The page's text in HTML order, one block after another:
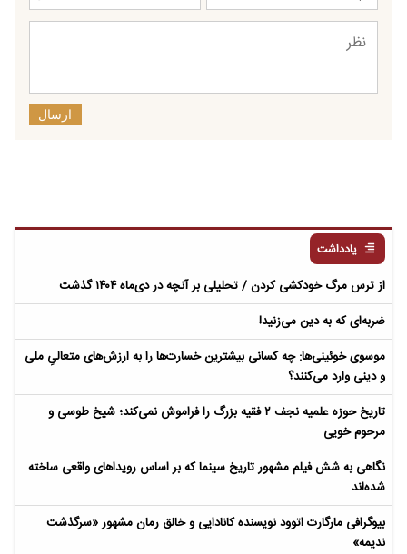
ارسال
یادداشت
از ترس مرگ خودکشی کردن / تحلیلی بر آنچه در دی‌ماه ۱۴۰۴ گذشت
ضربه‌ای که به دین می‌زنید!
موسوی خوئینی‌ها: چه کسانی بیشترین خسارت‌ها را به ارزش‌های متعالیِ ملی
و دینی وارد می‌کنند؟
تاریخ حوزه علمیه نجف ۲ فقیه بزرگ را فراموش نمی‌کند؛ شیخ طوسی و
مرحوم خویی
نگاهی به شش فیلم مشهور تاریخ سینما که بر اساس رویداهای واقعی ساخته
شده‌اند
بیوگرافی مارگارت اتوود نویسنده کانادایی و خالق رمان مشهور «سرگذشت
ندیمه»